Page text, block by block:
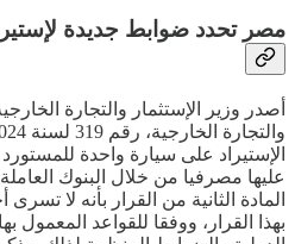
مصر تحدد ضوابط جديدة
المادة الثانية من القرار بأنه لا
بهذا القرار، ووفقا للقواعد المعمول